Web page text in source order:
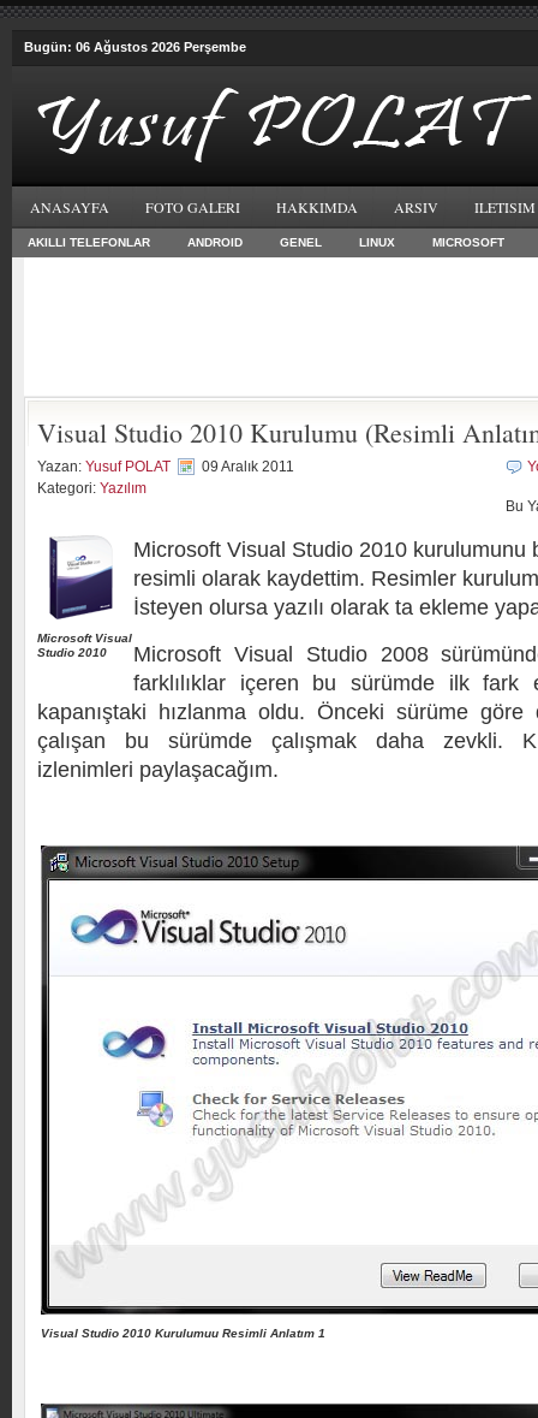
Bugün: 06 Ağustos 2026 Perşembe
ANASAYFA FOTO GALERI HAKKIMDA ARSIV ILETISIM
AKILLI TELEFONLAR ANDROID GENEL LINUX MICROSOFT
Visual Studio 2010 Kurulumu (Resimli
Yazan: Yusuf POLAT
09 Aralık 2011
Kategori: Yazılım
Bu
Microsoft Visual
Studio 2010
Microsoft Visual Studio 2010 kurulumunu
resimli olarak kaydettim. Resimler
İsteyen olursa yazılı olarak ta ekleme
Microsoft Visual Studio 2008
farklılıklar içeren bu sürümde ilk fark
kapanıştaki hızlanma oldu. Önceki sürüme
çalışan bu sürümde çalışmak daha zevkli.
izlenimleri paylaşacağım.
Visual Studio 2010 Kurulumuu Resimli Anlatım 1